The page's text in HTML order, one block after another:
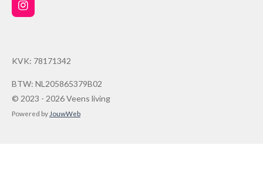
9
e
I
n
g
a
m
KVK: 78171342
BTW: NL205865379B02
© 2023 - 2026 Veens living
Powered by JouwWeb